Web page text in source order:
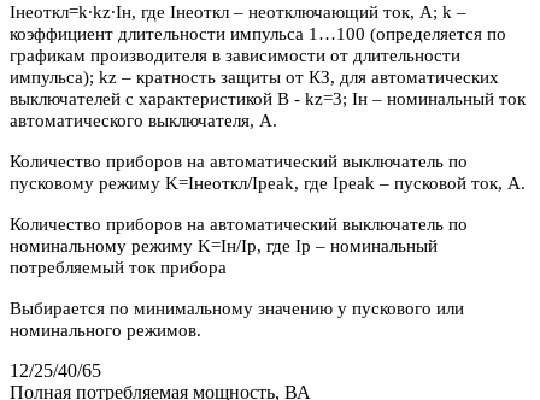
Iнеоткл=k∙kz∙Iн, где Iнеоткл – неотключающий ток, А; k –
коэффициент длительности импульса 1…100 (определяется по
графикам производителя в зависимости от длительности
импульса); kz – кратность защиты от КЗ, для автоматических
выключателей с характеристикой В - kz=3; Iн – номинальный ток
автоматического выключателя, А.
Количество приборов на автоматический выключатель по
пусковому режиму K=Iнеоткл/Ipeak, где Ipeak – пусковой ток, А.
Количество приборов на автоматический выключатель по
номинальному режиму K=Iн/Iр, где Iр – номинальный
потребляемый ток прибора
Выбирается по минимальному значению у пускового или
номинального режимов.
12/25/40/65
Полная потребляемая мощность, ВА